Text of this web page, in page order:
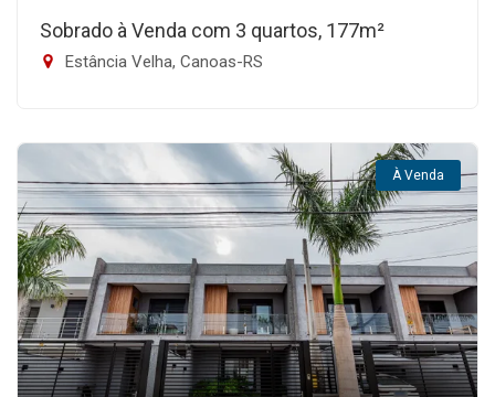
Sobrado à Venda com 3 quartos, 177m²
Estância Velha, Canoas-RS
À Venda